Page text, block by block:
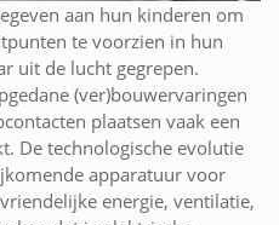
aan hun kinderen om
te voorzien in hun
uit de lucht gegrepen.
(ver)bouwervaringen
plaatsen vaak een
De technologische evolutie
apparatuur voor
energie, ventilatie,